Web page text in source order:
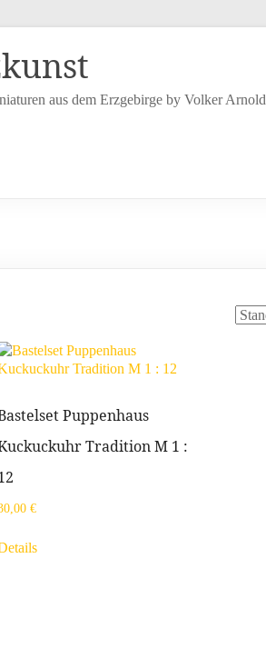
aus dem Erzgebirge by Volker Arnold
Puppenhaus
Tradition M 1 :
€